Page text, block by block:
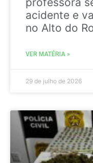
acidente e
no Alto do
VER MATÉRIA »
29 de julho de 2026